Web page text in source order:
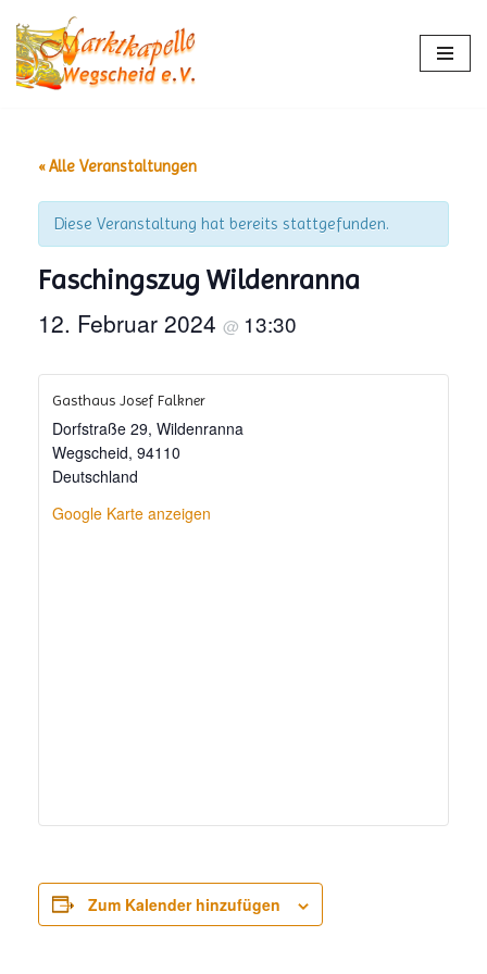
Zum
Inhalt
« Alle Veranstaltungen
Diese Veranstaltung hat bereits stattgefunden.
Faschingszug Wildenranna
12. Februar 2024 @ 13:30
Gasthaus Josef Falkner
Dorfstraße 29, Wildenranna
Wegscheid, 94110
Deutschland
Google Karte anzeigen
Zum Kalender hinzufügen